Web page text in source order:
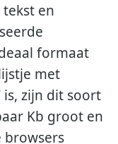
tekst en
formaat
met
is, zijn dit soort
Kb groot en
browsers